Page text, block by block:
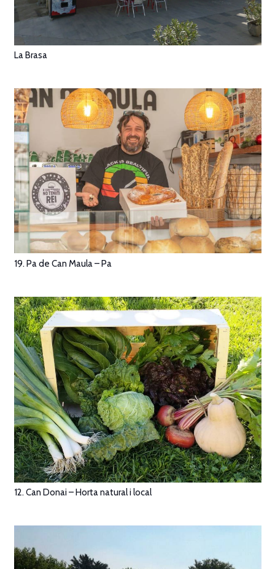
La Brasa
19. Pa de Can Maula – Pa
12. Can Donai – Horta natural i local